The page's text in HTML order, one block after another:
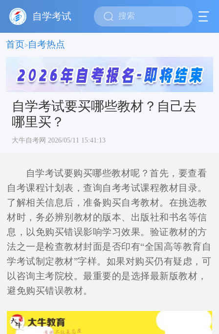
自学考试
首页>自考热点
自学考试要买哪些教材？自己去
哪里买？
大牛自考网 2026/05/11 15:41:13
自学考试要购买哪些教材呢？首先，要查看
自考课程计划表，查询自考考试课程教材目录。
了解相关信息后，准备购买自考教材。在挑选教
材时，务必辨别教材的版本、出版社和书名等信
息，以免购买错误影响学习效果。验证教材的方
法之一是检查教材封面是否印有“全国高等教育自
学考试制定教材”字样。如果对购买仍有疑虑，可
以咨询主考院校。最重要的是选择最新版教材，
避免购买错误教材。